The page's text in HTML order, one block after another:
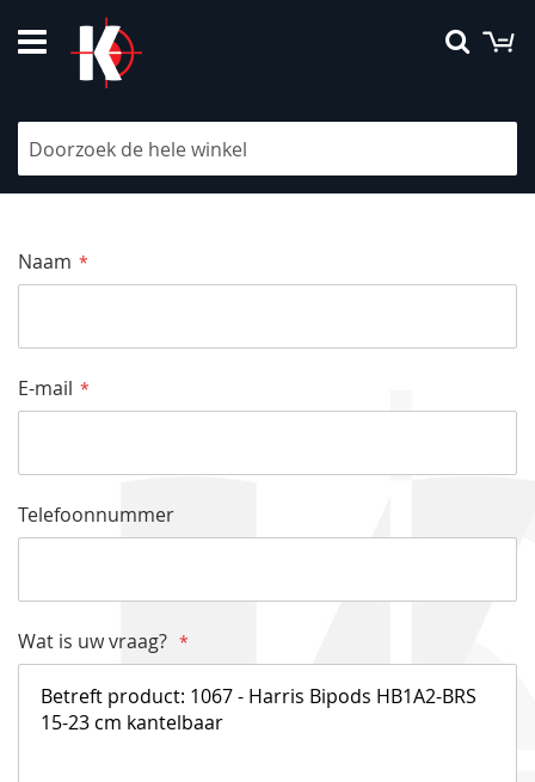
naar
de
Neem contact met ons op
Naam
E-mail
Telefoonnummer
Wat is uw vraag?